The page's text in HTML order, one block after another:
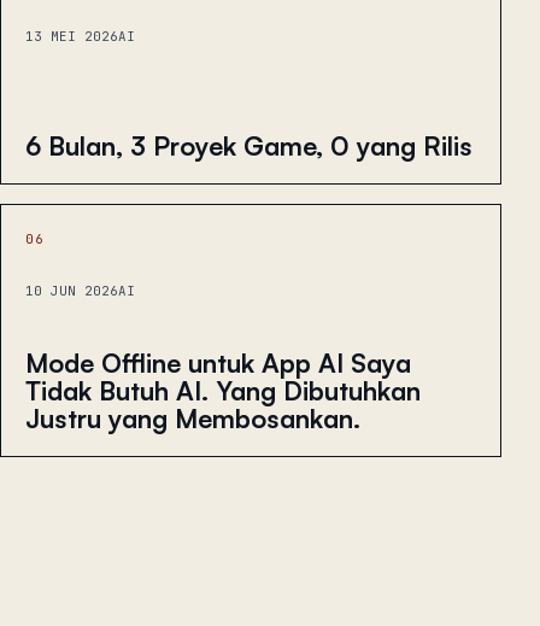
13 MEI 2026AI
6 Bulan, 3 Proyek Game, 0 yang Rilis
06
10 JUN 2026AI
Mode Offline untuk App AI Saya
Tidak Butuh AI. Yang Dibutuhkan
Justru yang Membosankan.